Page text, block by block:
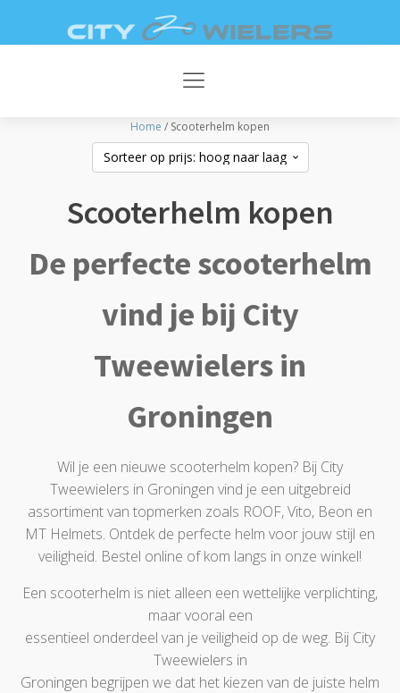
Home / Scooterhelm kopen
Scooterhelm kopen
De perfecte scooterhelm
vind je bij City
Tweewielers in
Groningen
Wil je een nieuwe scooterhelm kopen? Bij City
Tweewielers in Groningen vind je een uitgebreid
assortiment van topmerken zoals ROOF, Vito, Beon en
MT Helmets. Ontdek de perfecte helm voor jouw stijl en
veiligheid. Bestel online of kom langs in onze winkel!
Een scooterhelm is niet alleen een wettelijke verplichting,
maar vooral een
essentieel onderdeel van je veiligheid op de weg. Bij City
Tweewielers in
Groningen begrijpen we dat het kiezen van de juiste helm